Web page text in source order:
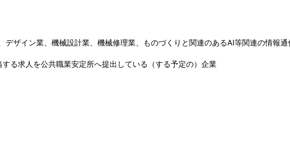
ザイン業、機械設計業、機械修理業、ものづくりと関連のあるAI等関連の情報通
る求人を公共職業安定所へ提出している（する予定の）企業